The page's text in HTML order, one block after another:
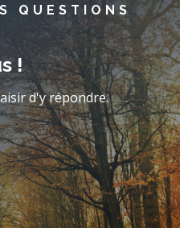
QUESTIONS
!
d'y répondre.